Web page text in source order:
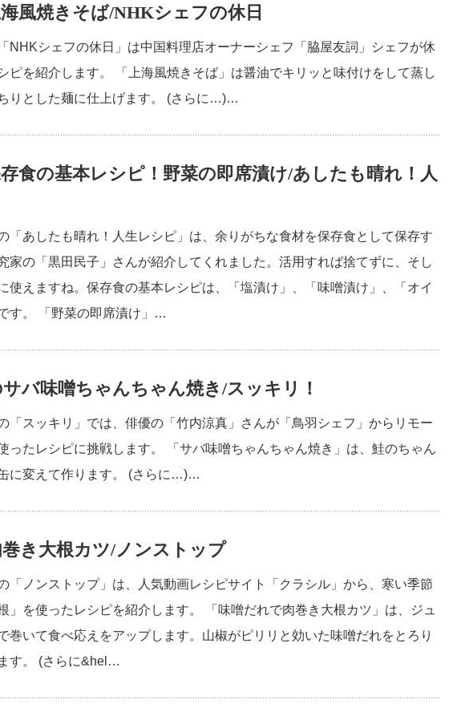
風焼きそば/NHKシェフの休日
NHKシェフの休日」は中国料理店オーナーシェフ「脇屋友詞」シェフが休
ピを紹介します。 「上海風焼きそば」は醤油でキリッと味付けをして蒸し
りとした麺に仕上げます。 (さらに…)…
食の基本レシピ！野菜の即席漬け/あしたも晴れ！人
「あしたも晴れ！人生レシピ」は、余りがちな食材を保存食として保存す
家の「黒田民子」さんが紹介してくれました。活用すれば捨てずに、そし
使えますね。保存食の基本レシピは、「塩漬け」、「味噌漬け」、「オイ
す。 「野菜の即席漬け」…
バ味噌ちゃんちゃん焼き/スッキリ！
「スッキリ」では、俳優の「竹内涼真」さんが「鳥羽シェフ」からリモー
ったレシピに挑戦します。 「サバ味噌ちゃんちゃん焼き」は、鮭のちゃん
に変えて作ります。 (さらに…)…
き大根カツ/ノンストップ
「ノンストップ」は、人気動画レシピサイト「クラシル」から、寒い季節
」を使ったレシピを紹介します。 「味噌だれで肉巻き大根カツ」は、ジュ
巻いて食べ応えをアップします。山椒がピリリと効いた味噌だれをとろり
す。 (さらに&hel…